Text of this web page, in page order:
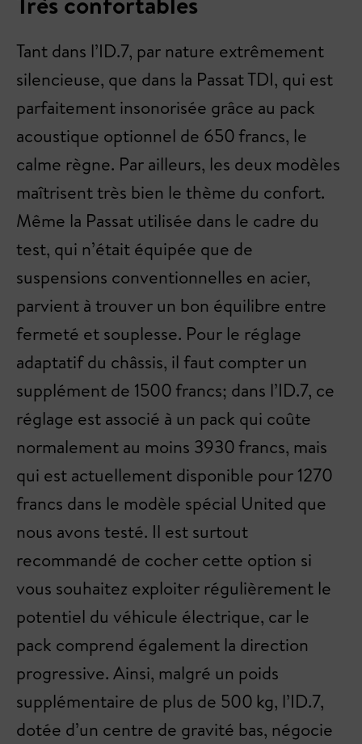
Tant dans l’ID.7, par nature extrêmement
silencieuse, que dans la Passat TDI, qui est
parfaitement insonorisée grâce au pack
acoustique optionnel de 650 francs, le
calme règne. Par ailleurs, les deux modèles
maîtrisent très bien le thème du confort.
Même la Passat utilisée dans le cadre du
test, qui n’était équipée que de
suspensions conventionnelles en acier,
parvient à trouver un bon équilibre entre
fermeté et souplesse. Pour le réglage
adaptatif du châssis, il faut compter un
supplément de 1500 francs; dans l’ID.7, ce
réglage est associé à un pack qui coûte
normalement au moins 3930 francs, mais
qui est actuellement disponible pour 1270
francs dans le modèle spécial United que
nous avons testé. Il est surtout
recommandé de cocher cette option si
vous souhaitez exploiter régulièrement le
potentiel du véhicule électrique, car le
pack comprend également la direction
progressive. Ainsi, malgré un poids
supplémentaire de plus de 500 kg, l’ID.7,
dotée d’un centre de gravité bas, négocie